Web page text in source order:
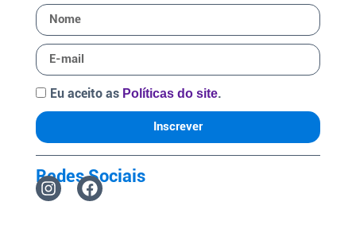
Eu aceito as Políticas do site.
Inscrever
Redes Sociais